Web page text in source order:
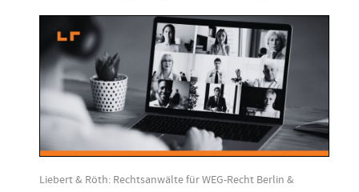
Liebert & Röth: Rechtsanwälte für WEG-Recht Berlin &